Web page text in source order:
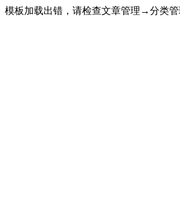
模板加载出错，请检查文章管理→分类